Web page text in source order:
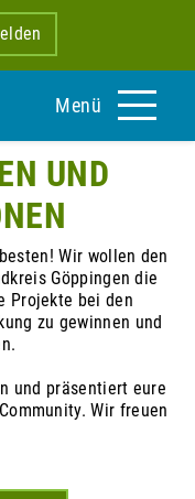
Menü
UND
Wir wollen den
Göppingen die
Projekte bei den
zu gewinnen und
und präsentiert eure
Wir freuen